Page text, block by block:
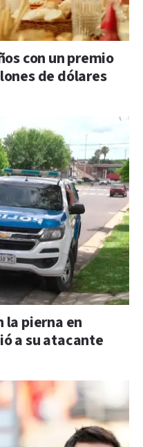
con un premio
de dólares
la pierna en
a su atacante